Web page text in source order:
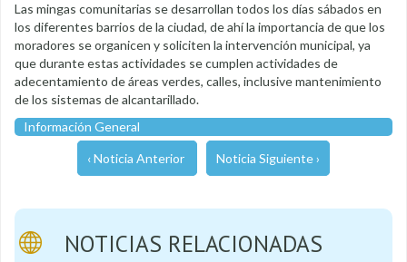
Las mingas comunitarias se desarrollan todos los días sábados en
los diferentes barrios de la ciudad, de ahí la importancia de que los
moradores se organicen y soliciten la intervención municipal, ya
que durante estas actividades se cumplen actividades de
adecentamiento de áreas verdes, calles, inclusive mantenimiento
de los sistemas de alcantarillado.
Información General
‹ Noticia Anterior Noticia Siguiente ›
NOTICIAS RELACIONADAS